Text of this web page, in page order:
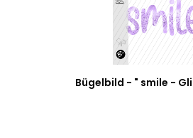
Bügelbild - " smile -